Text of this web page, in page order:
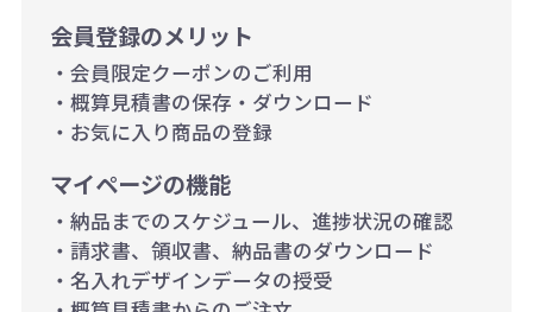
会員登録のメリット
・会員限定クーポンのご利用
・概算見積書の保存・ダウンロード
・お気に入り商品の登録
マイページの機能
・納品までのスケジュール、進捗状況の確認
・請求書、領収書、納品書のダウンロード
・名入れデザインデータの授受